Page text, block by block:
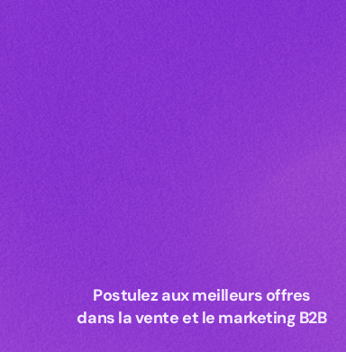
Postulez aux meilleurs offres
dans la vente et le marketing B2B